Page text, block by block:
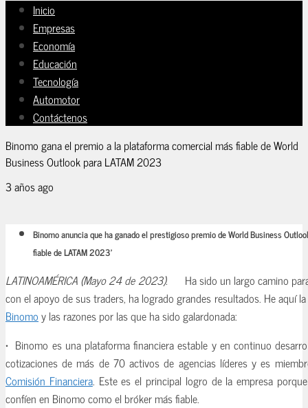
Inicio
Empresas
Economía
Educación
Tecnología
Automotor
Contáctenos
Binomo gana el premio a la plataforma comercial más fiable de World
Business Outlook para LATAM 2023
3 años ago
Binomo anuncia que ha ganado el prestigioso premio de World Business
fiable de LATAM 2023’
LATINOAMÉRICA (Mayo 24 de 2023). Ha sido un largo camino
con el apoyo de sus traders, ha logrado grandes resultados. He aquí
Binomoy las razones por las que ha sido galardonada:
• Binomo es una plataforma financiera estable y en continuo
cotizaciones de más de 70 activos de agencias líderes y es
Comisión Financiera. Este es el principal logro de la empresa
confíen en Binomo como el bróker más fiable.